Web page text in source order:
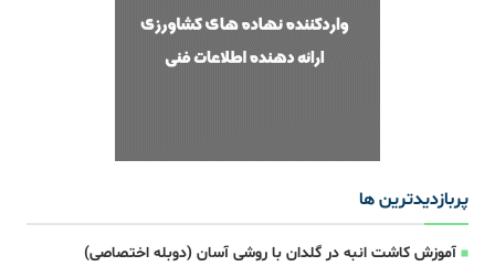
پربازدیدترین ها
آموزش کاشت انبه در گلدان با روشی آسان (دوبله اختصاصی)